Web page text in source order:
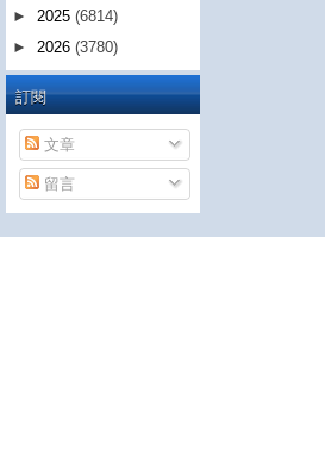
► 2025 (6814)
► 2026 (3780)
訂閱
文章
留言